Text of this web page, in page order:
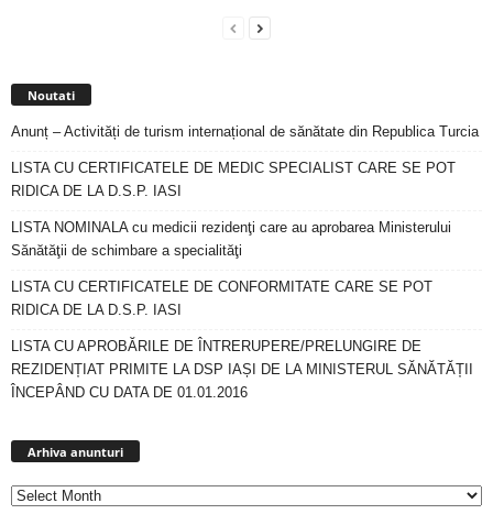
Noutati
Anunț – Activități de turism internațional de sănătate din Republica Turcia
LISTA CU CERTIFICATELE DE MEDIC SPECIALIST CARE SE POT
RIDICA DE LA D.S.P. IASI
LISTA NOMINALA cu medicii rezidenţi care au aprobarea Ministerului
Sănătăţii de schimbare a specialităţi
LISTA CU CERTIFICATELE DE CONFORMITATE CARE SE POT
RIDICA DE LA D.S.P. IASI
LISTA CU APROBĂRILE DE ÎNTRERUPERE/PRELUNGIRE DE
REZIDENȚIAT PRIMITE LA DSP IAȘI DE LA MINISTERUL SĂNĂTĂȚII
ÎNCEPÂND CU DATA DE 01.01.2016
Arhiva anunturi